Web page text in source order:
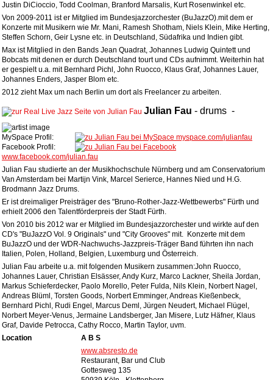
Justin DiCioccio, Todd Coolman, Branford Marsalis, Kurt Rosenwinkel etc.
Von 2009-2011 ist er Mitglied im Bundesjazzorchester (BuJazzO).mit dem er
Konzerte mit Musikern wie Mr. Mani, Ramesh Shotham, Niels Klein, Mike Herting,
Steffen Schorn, Geir Lysne etc. in Deutschland, Südafrika und Indien gibt.
Max ist Mitglied in den Bands Jean Quadrat, Johannes Ludwig Quintett und
Bobcats mit denen er durch Deutschland tourt und CDs aufnimmt. Weiterhin hat
er gespielt u.a. mit Bernhard Pichl, John Ruocco, Klaus Graf, Johannes Lauer,
Johannes Enders, Jasper Blom etc.
2012 zieht Max um nach Berlin um dort als Freelancer zu arbeiten.
Julian Fau - drums -
MySpace Profil:
myspace.com/julianfau
Facebook Profil:
www.facebook.com/julian.fau
Julian Fau studierte an der Musikhochschule Nürnberg und am Conservatorium
Van Amsterdam bei Martijn Vink, Marcel Serierce, Hannes Nied und H.G.
Brodmann Jazz Drums.
Er ist dreimaliger Preisträger des "Bruno-Rother-Jazz-Wettbewerbs" Fürth und
erhielt 2006 den Talentförderpreis der Stadt Fürth.
Von 2010 bis 2012 war er Mitglied im Bundesjazzorchester und wirkte auf den
CD's "BuJazzO Vol. 9 Originals" und "City Grooves" mit. Konzerte mit dem
BuJazzO und der WDR-Nachwuchs-Jazzpreis-Träger Band führten ihn nach
Italien, Polen, Holland, Belgien, Luxemburg und Österreich.
Julian Fau arbeite u.a. mit folgenden Musikern zusammen:John Ruocco,
Johannes Lauer, Christian Elsässer, Andy Kurz, Marco Lackner, Sheila Jordan,
Markus Schieferdecker, Paolo Morello, Peter Fulda, Nils Klein, Norbert Nagel,
Andreas Blüml, Torsten Goods, Norbert Emminger, Andreas Kießenbeck,
Bernhard Pichl, Rudi Engel, Marcus Deml, Jürgen Neudert, Michael Flügel,
Norbert Meyer-Venus, Jermaine Landsberger, Jan Misere, Lutz Häfner, Klaus
Graf, Davide Petrocca, Cathy Rocco, Martin Taylor, uvm.
Location
A B S
www.absresto.de
Restaurant, Bar und Club
Gottesweg 135